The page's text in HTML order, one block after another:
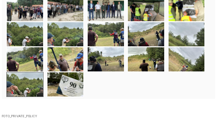
FOTO_PRIVATE_POLICY